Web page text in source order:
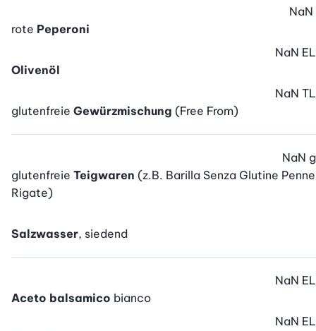
rote Peperoni
NaN
Olivenöl
NaN EL
glutenfreie Gewürzmischung (Free From)
NaN TL
glutenfreie Teigwaren (z.B. Barilla Senza Glutine Penne
Rigate)
NaN g
Salzwasser, siedend
Aceto balsamico bianco
NaN EL
NaN EL